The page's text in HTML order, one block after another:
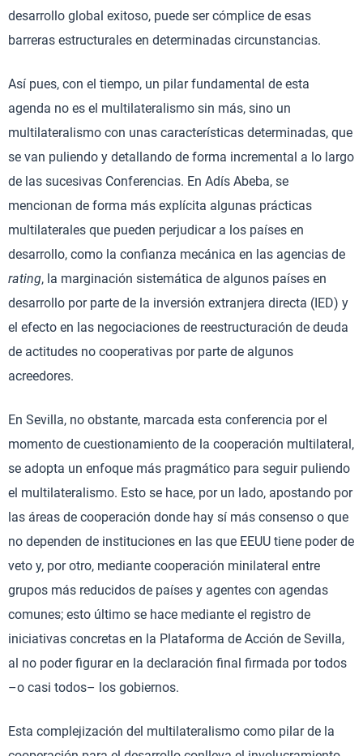
desarrollo global exitoso, puede ser cómplice de esas
barreras estructurales en determinadas circunstancias.
Así pues, con el tiempo, un pilar fundamental de esta
agenda no es el multilateralismo sin más, sino un
multilateralismo con unas características determinadas, que
se van puliendo y detallando de forma incremental a lo largo
de las sucesivas Conferencias. En Adís Abeba, se
mencionan de forma más explícita algunas prácticas
multilaterales que pueden perjudicar a los países en
desarrollo, como la confianza mecánica en las agencias de
rating, la marginación sistemática de algunos países en
desarrollo por parte de la inversión extranjera directa (IED) y
el efecto en las negociaciones de reestructuración de deuda
de actitudes no cooperativas por parte de algunos
acreedores.
En Sevilla, no obstante, marcada esta conferencia por el
momento de cuestionamiento de la cooperación multilateral,
se adopta un enfoque más pragmático para seguir puliendo
el multilateralismo. Esto se hace, por un lado, apostando por
las áreas de cooperación donde hay sí más consenso o que
no dependen de instituciones en las que EEUU tiene poder de
veto y, por otro, mediante cooperación minilateral entre
grupos más reducidos de países y agentes con agendas
comunes; esto último se hace mediante el registro de
iniciativas concretas en la Plataforma de Acción de Sevilla,
al no poder figurar en la declaración final firmada por todos
–o casi todos– los gobiernos.
Esta complejización del multilateralismo como pilar de la